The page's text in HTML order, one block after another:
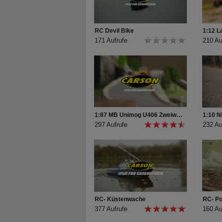
RC Devil Bike
171 Aufrufe
1:12
210
1:87 MB Unimog U406 Zweiwegefahrzeug
297 Aufrufe
1:10
232
RC- Küstenwache
377 Aufrufe
RC-
160